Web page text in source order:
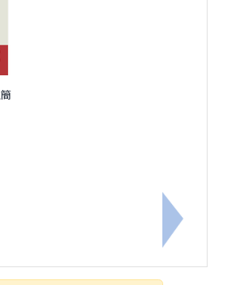
團法人中華民國關懷生命協會2026
下一筆：